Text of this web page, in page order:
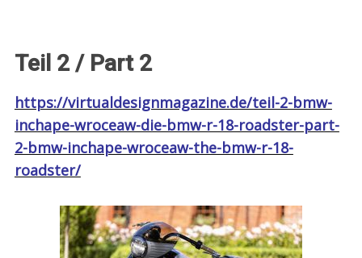
Teil 2 / Part 2
https://virtualdesignmagazine.de/teil-2-bmw-
inchape-wroceaw-die-bmw-r-18-roadster-part-
2-bmw-inchape-wroceaw-the-bmw-r-18-
roadster/